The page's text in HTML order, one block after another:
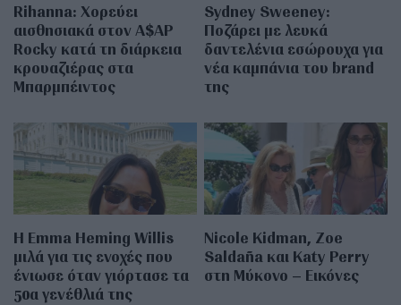
Rihanna: Χορεύει
αισθησιακά στον A$AP
Rocky κατά τη διάρκεια
κρουαζιέρας στα
Μπαρμπέιντος
Sydney Sweeney:
Ποζάρει με λευκά
δαντελένια εσώρουχα για
νέα καμπάνια του brand
της
H Emma Heming Willis
μιλά για τις ενοχές που
ένιωσε όταν γιόρτασε τα
50α γενέθλιά της
Nicole Kidman, Zoe
Saldaña και Katy Perry
στη Μύκονο – Εικόνες